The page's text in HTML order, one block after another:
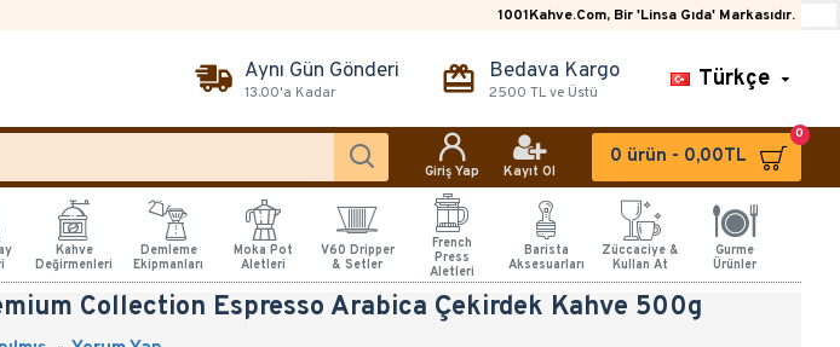
1001Kahve.Com, Bir 'Linsa Gıda' Markasıdır.
Aynı Gün Gönderi
13.00'a Kadar
Bedava Kargo
2500 TL ve Üstü
Türkçe
Giriş Yap Kayıt Ol
0 ürün - 0,00TL
0
Kahve
Değirmenleri
Demleme
Ekipmanları
Moka Pot
Aletleri
V60 Dripper
& Setler
French
Press
Aletleri
Barista
Aksesuarları
Züccaciye &
Kullan At
Gurme
Ürünler
Collection Espresso Arabica Çekirdek Kahve 500g